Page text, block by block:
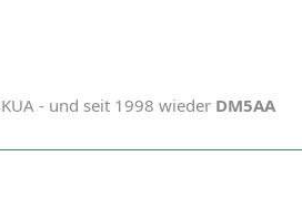
- und seit 1998 wieder DM5AA